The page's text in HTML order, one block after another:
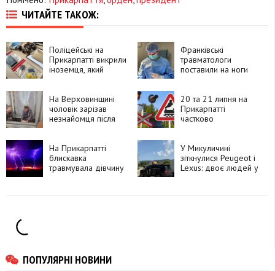
ЧИТАЙТЕ ТАКОЖ:
Поліцейські на
Прикарпатті викрили
іноземця, який
Telegram і збував їх
покупцям
Франківські
травматологи
поставили на ноги
операції
На Верховинщині
чоловік зарізав
незнайомця після
намагався видати
вбивство за
самогубство
20 та 21 липня на
Прикарпатті
частково
залізничні переїзди
На Прикарпатті
блискавка
травмувала дівчину
У Микуличині
зіткнулися Peugeot і
Lexus: двоє людей у
ПОПУЛЯРНІ НОВИНИ